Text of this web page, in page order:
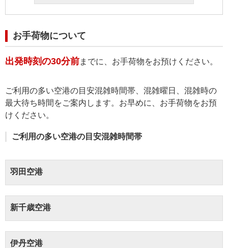
お手荷物について
出発時刻の30分前までに、お手荷物をお預けください。
ご利用の多い空港の目安混雑時間帯、混雑曜日、混雑時の
最大待ち時間をご案内します。お早めに、お手荷物をお預
けください。
ご利用の多い空港の目安混雑時間帯
羽田空港
新千歳空港
伊丹空港